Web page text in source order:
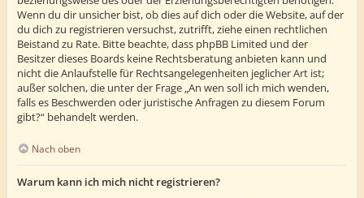
Wenn du dir unsicher bist, ob dies auf dich oder die Website, auf der
du dich zu registrieren versuchst, zutrifft, ziehe einen rechtlichen
Beistand zu Rate. Bitte beachte, dass phpBB Limited und der
Besitzer dieses Boards keine Rechtsberatung anbieten kann und
nicht die Anlaufstelle für Rechtsangelegenheiten jeglicher Art ist;
außer solchen, die unter der Frage „An wen soll ich mich wenden,
falls es Beschwerden oder juristische Anfragen zu diesem Forum
gibt?“ behandelt werden.
Nach oben
Warum kann ich mich nicht registrieren?